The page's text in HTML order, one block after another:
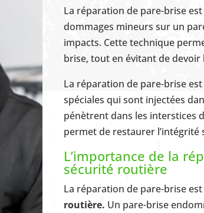
La réparation de pare-brise
dommages mineurs sur un
impacts. Cette technique
brise, tout en évitant de
La réparation de pare-brise
spéciales qui sont injectées
pénètrent dans les interstices
permet de restaurer
L’importance de la
sécurité routière
La réparation de pare-brise
routière. Un pare-brise